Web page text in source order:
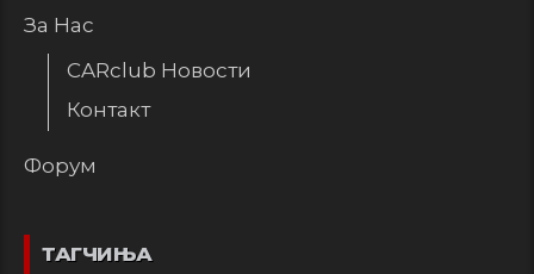
За Нас
CARclub Новости
Контакт
Форум
ТАГЧИЊА